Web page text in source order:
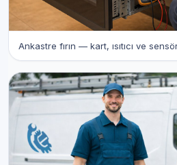
Ankastre fırın — kart, ısıtıcı ve